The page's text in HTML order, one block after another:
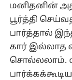
மனிதனின்
பூர்த்தி
பார்த்தால்
கார் இல்லாத
சொல்லலாம்.